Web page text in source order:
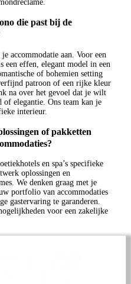
die past bij de
accommodatie aan. Voor een
een effen, elegant model in een
of bohemien setting
patroon of een rijke kleur
na over het gevoel dat je wilt
of elegantie. Ons team kan je
interieur.
of pakketten
en spa’s specifieke
oplossingen en
We denken graag met je
portfolio van accommodaties
gastervaring te garanderen.
voor een zakelijke